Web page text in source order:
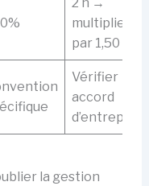
multiplier
par 1,50
Vérifier
accord
d’entreprise
la gestion